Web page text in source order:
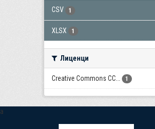
CSV 1
XLSX 1
Лиценци
Creative Commons CC... 1
a